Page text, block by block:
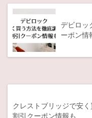
デビロッ
ーポン情
クレストブリッジで安く
割引クーポン情報も